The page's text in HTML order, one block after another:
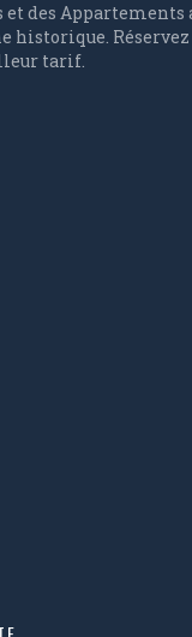
et des Appartements
historique. Réservez
tarif.